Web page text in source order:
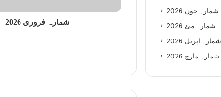
شمارہ فروری 2026
شمارہ جون 2026
شمارہ مئ 2026
شمارہ اپریل 2026
شمارہ مارچ 2026